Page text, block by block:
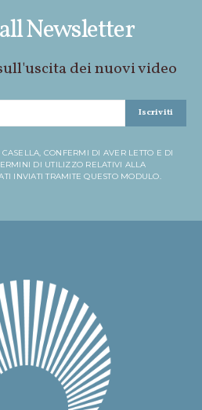
Newsletter
dei nuovi video
Iscriviti
CONFERMI DI AVER LETTO E DI
DI UTILIZZO RELATIVI ALLA
INVIATI TRAMITE QUESTO MODULO.